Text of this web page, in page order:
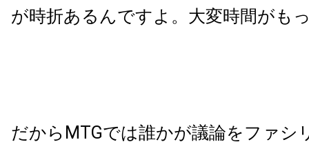
が時折あるんですよ。大変時間がも
だからMTGでは誰かが議論をファシ